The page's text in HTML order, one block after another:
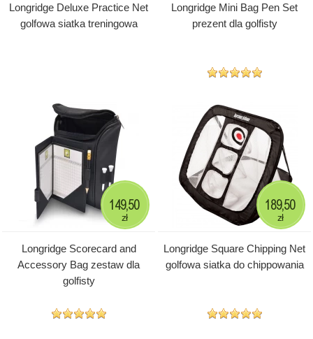
Longridge Deluxe Practice Net
golfowa siatka treningowa
Longridge Mini Bag Pen Set
prezent dla golfisty
Longridge Scorecard and
Accessory Bag zestaw dla
golfisty
149,50
zł
Longridge Square Chipping Net
golfowa siatka do chippowania
189,50
zł